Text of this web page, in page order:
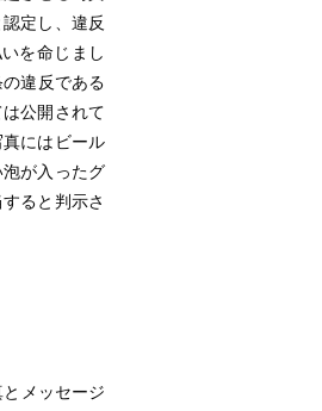
定し、違反
を命じまし
違反である
公開されて
にはビール
が入ったグ
ると判示さ
メッセージ